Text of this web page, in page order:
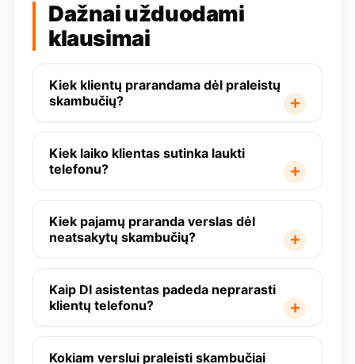
Dažnai užduodami
klausimai
Kiek klientų prarandama dėl praleistų
skambučių?
Kiek laiko klientas sutinka laukti
telefonu?
Kiek pajamų praranda verslas dėl
neatsakytų skambučių?
Kaip DI asistentas padeda neprarasti
klientų telefonu?
Kokiam verslui praleisti skambučiai